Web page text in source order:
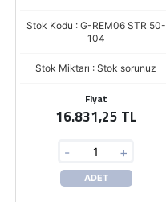
Stok Kodu : G-REM06 STR 50-
104
Stok Miktarı : Stok sorunuz
Fiyat
16.831,25 TL
- +
ADET